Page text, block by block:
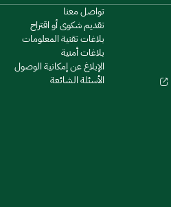
تواصل معنا
تقديم شكوى أو اقتراح
بلاغات تقنية المعلومات
بلاغات أمنية
الإبلاغ عن إمكانية الوصول
الأسئلة الشائعة